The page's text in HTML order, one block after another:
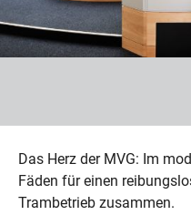
Das Herz der MVG: Im
Fäden für einen
Trambetrieb zusammen.